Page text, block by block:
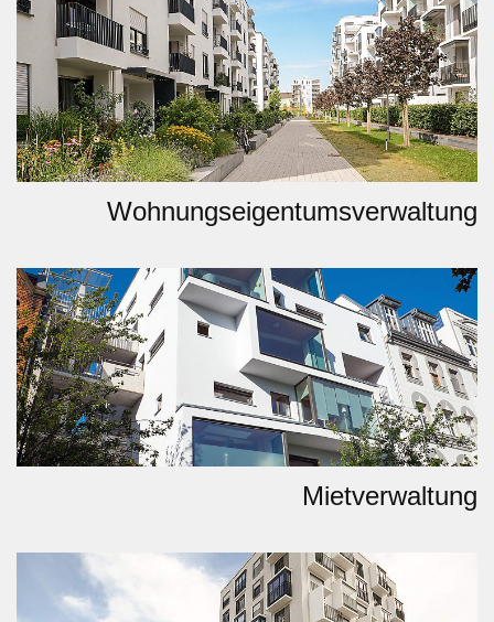
Wohnungseigentumsverwaltung
Mietverwaltung